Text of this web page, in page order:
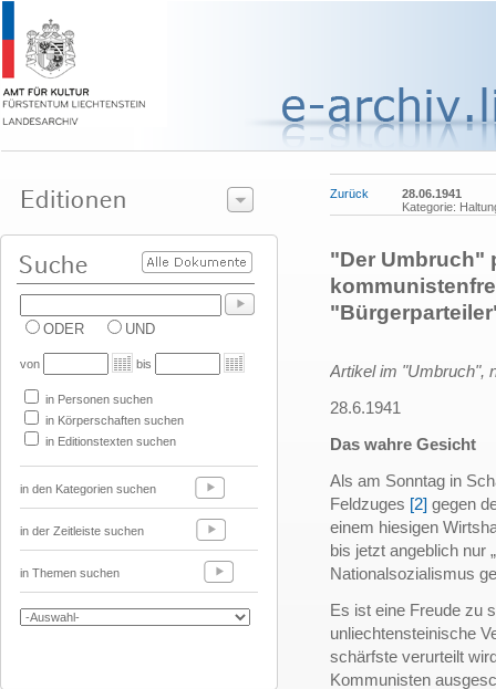
ODER UND
von bis
in Personen suchen
in Körperschaften suchen
in Editionstexten suchen
in den Kategorien suchen
in der Zeitleiste suchen
in Themen suchen
Zurück
28.06.1941
Kategorie:
"Der Umbruch"
Artikel im "Umbruch",
28.6.1941
Das wahre Gesicht
Als am Sonntag in
Feldzuges [2] gegen
einem hiesigen
bis jetzt angeblich nur
Nationalsozialismus
Es ist eine Freude zu
unliechtensteinische
schärfste verurteilt
Kommunisten